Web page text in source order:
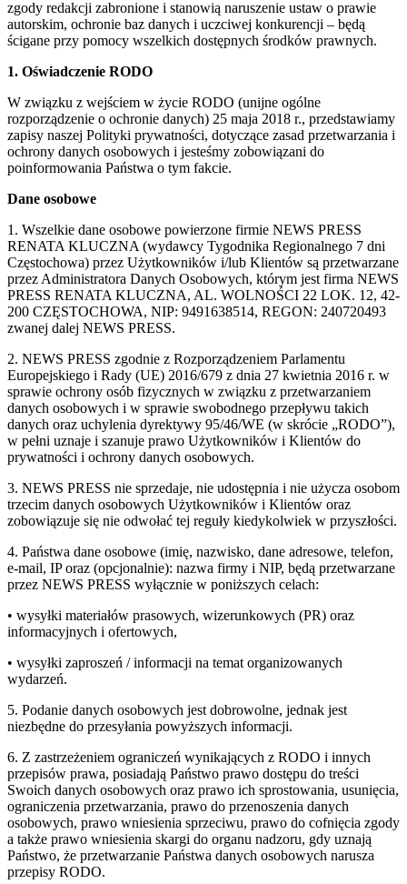
zgody redakcji zabronione i stanowią naruszenie ustaw o prawie
autorskim, ochronie baz danych i uczciwej konkurencji – będą
ścigane przy pomocy wszelkich dostępnych środków prawnych.
1. Oświadczenie RODO
W związku z wejściem w życie RODO (unijne ogólne
rozporządzenie o ochronie danych) 25 maja 2018 r., przedstawiamy
zapisy naszej Polityki prywatności, dotyczące zasad przetwarzania i
ochrony danych osobowych i jesteśmy zobowiązani do
poinformowania Państwa o tym fakcie.
Dane osobowe
1. Wszelkie dane osobowe powierzone firmie NEWS PRESS
RENATA KLUCZNA (wydawcy Tygodnika Regionalnego 7 dni
Częstochowa) przez Użytkowników i/lub Klientów są przetwarzane
przez Administratora Danych Osobowych, którym jest firma NEWS
PRESS RENATA KLUCZNA, AL. WOLNOŚCI 22 LOK. 12, 42-
200 CZĘSTOCHOWA, NIP: 9491638514, REGON: 240720493
zwanej dalej NEWS PRESS.
2. NEWS PRESS zgodnie z Rozporządzeniem Parlamentu
Europejskiego i Rady (UE) 2016/679 z dnia 27 kwietnia 2016 r. w
sprawie ochrony osób fizycznych w związku z przetwarzaniem
danych osobowych i w sprawie swobodnego przepływu takich
danych oraz uchylenia dyrektywy 95/46/WE (w skrócie „RODO”),
w pełni uznaje i szanuje prawo Użytkowników i Klientów do
prywatności i ochrony danych osobowych.
3. NEWS PRESS nie sprzedaje, nie udostępnia i nie użycza osobom
trzecim danych osobowych Użytkowników i Klientów oraz
zobowiązuje się nie odwołać tej reguły kiedykolwiek w przyszłości.
4. Państwa dane osobowe (imię, nazwisko, dane adresowe, telefon,
e-mail, IP oraz (opcjonalnie): nazwa firmy i NIP, będą przetwarzane
przez NEWS PRESS wyłącznie w poniższych celach:
• wysyłki materiałów prasowych, wizerunkowych (PR) oraz
informacyjnych i ofertowych,
• wysyłki zaproszeń / informacji na temat organizowanych
wydarzeń.
5. Podanie danych osobowych jest dobrowolne, jednak jest
niezbędne do przesyłania powyższych informacji.
6. Z zastrzeżeniem ograniczeń wynikających z RODO i innych
przepisów prawa, posiadają Państwo prawo dostępu do treści
Swoich danych osobowych oraz prawo ich sprostowania, usunięcia,
ograniczenia przetwarzania, prawo do przenoszenia danych
osobowych, prawo wniesienia sprzeciwu, prawo do cofnięcia zgody
a także prawo wniesienia skargi do organu nadzoru, gdy uznają
Państwo, że przetwarzanie Państwa danych osobowych narusza
przepisy RODO.